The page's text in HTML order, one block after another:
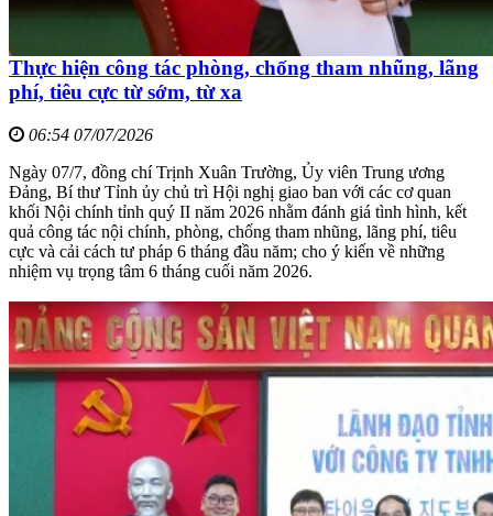
Thực hiện công tác phòng, chống tham nhũng, lãng
phí, tiêu cực từ sớm, từ xa
06:54 07/07/2026
Ngày 07/7, đồng chí Trịnh Xuân Trường, Ủy viên Trung ương
Đảng, Bí thư Tỉnh ủy chủ trì Hội nghị giao ban với các cơ quan
khối Nội chính tỉnh quý II năm 2026 nhằm đánh giá tình hình, kết
quả công tác nội chính, phòng, chống tham nhũng, lãng phí, tiêu
cực và cải cách tư pháp 6 tháng đầu năm; cho ý kiến về những
nhiệm vụ trọng tâm 6 tháng cuối năm 2026.